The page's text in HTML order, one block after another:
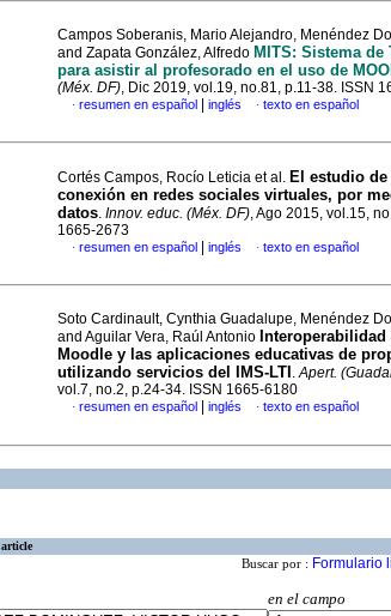
Campos Soberanis, Mario Alejandro, Menéndez
and Zapata González, Alfredo MITS: Sistema
para asistir al profesorado en el uso de
(Méx. DF), Dic 2019, vol.19, no.81, p.11-38. ISSN
· resumen en español inglés · texto en español
Cortés Campos, Rocío Leticia et al. El estudio
conexión en redes sociales virtuales, por
datos. Innov. educ. (Méx. DF), Ago 2015, vol.15,
1665-2673
· resumen en español inglés · texto en español
Soto Cardinault, Cynthia Guadalupe, Menéndez
and Aguilar Vera, Raúl Antonio Interoperabilidad
Moodle y las aplicaciones educativas de
utilizando servicios del IMS-LTI .Apert.
vol.7, no.2, p.24-34. ISSN 1665-6180
· resumen en español inglés · texto en español
article
Buscar por : Formulario
en el campo